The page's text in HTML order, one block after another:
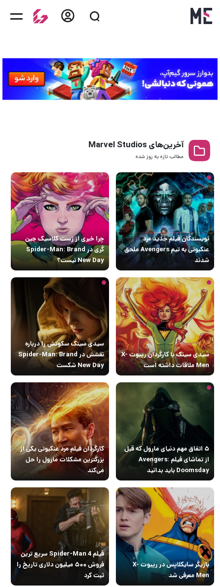
آخرین‌های Marvel Studios
مطالب تازه به روز‌ شده
نویسندگان فیلم جدید مرد
عنکبوتی به تیم Avengers ملحق
شدند
چرا خبری از ژست کلاسیک جین
گری در Spider-Man: Brand
New Day نیست؟
سیدی سینک با کارگردان ریبوت X-
Men ملاقات داشته است
سیدی سینک سکوتش را درباره
نقشش در Spider-Man: Brand
New Day شکست
۵ اتفاق مهم دنیای مارول که قبل
از تماشای فیلم Avengers:
Doomsday باید بدانید
کارگردان فیلم مرد عنکبوتی یکی از
بزرگترین مشکلات مارول را حل
می‌کند
بازیگر سایکلاپس در ریبوت X-
Men معرفی شد
فیلم Spider-Man 4 سریع ترین
فروش ۵۰۰ میلیون دلاری تاریخ را
ثبت کرد